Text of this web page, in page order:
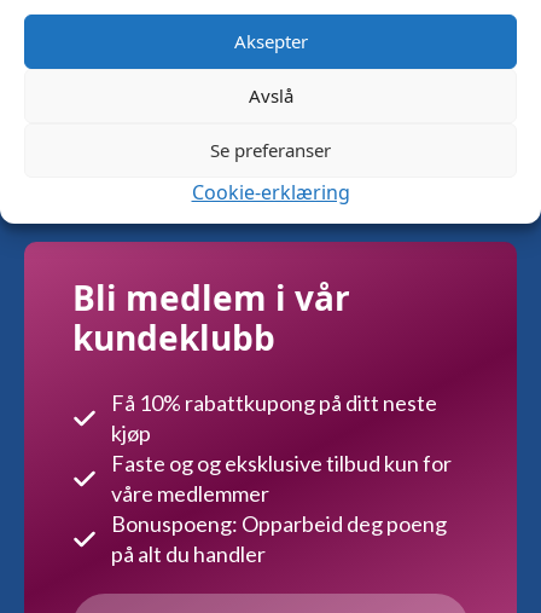
Aksepter
Avslå
Se preferanser
Cookie-erklæring
Bli medlem i vår
kundeklubb
Få 10% rabattkupong på ditt neste
kjøp
Faste og og eksklusive tilbud kun for
våre medlemmer
Bonuspoeng: Opparbeid deg poeng
på alt du handler